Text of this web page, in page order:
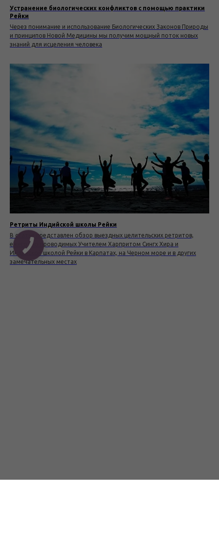
Устранение биологических конфликтов с помощью практики
Рейки
Через понимание и использование Биологических Законов Природы
и принципов Новой Медицины мы получим мощный поток новых
знаний для исцеления человека
Ретриты Индийской школы Рейки
В статье представлен обзор выездных целительских ретритов,
ежегодно проводимых Учителем Харпритом Сингх Хира и
Индийской школой Рейки в Карпатах, на Черном море и в других
замечательных местах